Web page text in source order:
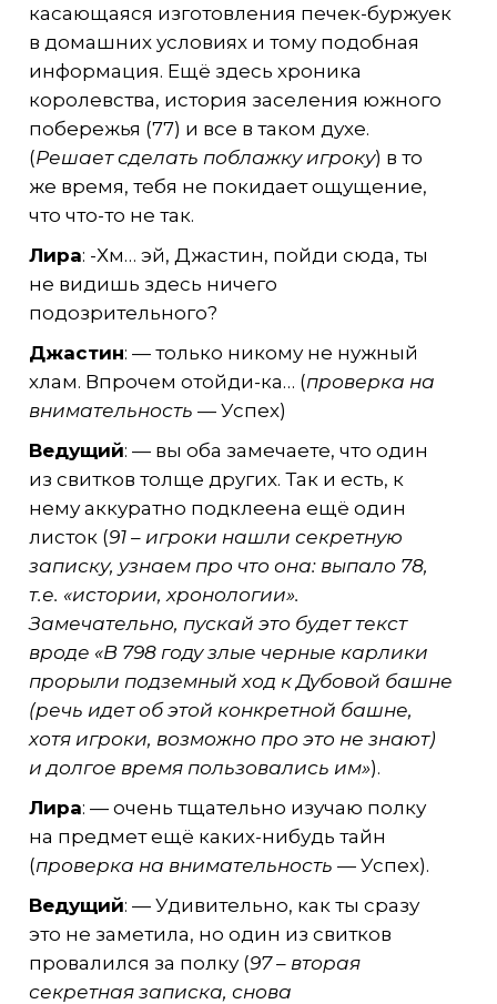
касающаяся изготовления печек-буржуек
в домашних условиях и тому подобная
информация. Ещё здесь хроника
королевства, история заселения южного
побережья (77) и все в таком духе.
(Решает сделать поблажку игроку) в то
же время, тебя не покидает ощущение,
что что-то не так.
Лира: -Хм… эй, Джастин, пойди сюда, ты
не видишь здесь ничего
подозрительного?
Джастин: — только никому не нужный
хлам. Впрочем отойди-ка… (проверка на
внимательность — Успех)
Ведущий: — вы оба замечаете, что один
из свитков толще других. Так и есть, к
нему аккуратно подклеена ещё один
листок (91 – игроки нашли секретную
записку, узнаем про что она: выпало 78,
т.е. «истории, хронологии».
Замечательно, пускай это будет текст
вроде «В 798 году злые черные карлики
прорыли подземный ход к Дубовой башне
(речь идет об этой конкретной башне,
хотя игроки, возможно про это не знают)
и долгое время пользовались им»).
Лира: — очень тщательно изучаю полку
на предмет ещё каких-нибудь тайн
(проверка на внимательность — Успех).
Ведущий: — Удивительно, как ты сразу
это не заметила, но один из свитков
провалился за полку (97 – вторая
секретная записка, снова